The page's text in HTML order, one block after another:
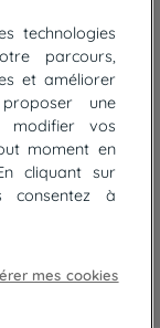
technologies
parcours,
et améliorer
une
modifier vos
moment en
cliquant sur
consentez à
mes cookies